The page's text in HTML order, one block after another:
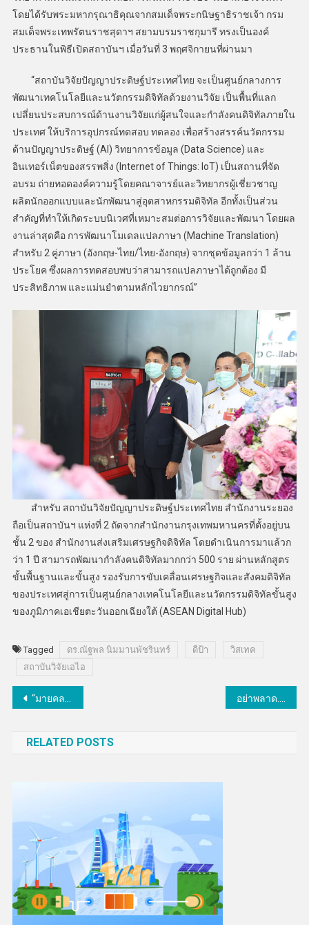
โดยได้รับพระมหากรุณาธิคุณจากสมเด็จพระกนิษฐาธิราชเจ้า กรม
สมเด็จพระเทพรัตนราชสุดาฯ สยามบรมราชกุมารี ทรงเป็นองค์
ประธานในพิธีเปิดสถาบันฯ เมื่อวันที่ 3 พฤศจิกายนที่ผ่านมา
“สถาบันวิจัยปัญญาประดิษฐ์ประเทศไทย จะเป็นศูนย์กลางการ
พัฒนาเทคโนโลยีและนวัตกรรมดิจิทัลด้วยงานวิจัย เป็นพื้นที่แลก
เปลี่ยนประสบการณ์ด้านงานวิจัยแก่ผู้สนใจและกำลังคนดิจิทัลภายใน
ประเทศ ให้บริการอุปกรณ์ทดสอบ ทดลอง เพื่อสร้างสรรค์นวัตกรรม
ด้านปัญญาประดิษฐ์ (AI) วิทยาการข้อมูล (Data Science) และ
อินเทอร์เน็ตของสรรพสิ่ง (Internet of Things: IoT) เป็นสถานที่จัด
อบรม ถ่ายทอดองค์ความรู้โดยคณาจารย์และวิทยากรผู้เชี่ยวชาญ
ผลิตนักออกแบบและนักพัฒนาสู่อุตสาหกรรมดิจิทัล อีกทั้งเป็นส่วน
สำคัญที่ทำให้เกิดระบบนิเวศที่เหมาะสมต่อการวิจัยและพัฒนา โดยผล
งานล่าสุดคือ การพัฒนาโมเดลแปลภาษา (Machine Translation)
สำหรับ 2 คู่ภาษา (อังกฤษ-ไทย/ไทย-อังกฤษ) จากชุดข้อมูลกว่า 1 ล้าน
ประโยค ซึ่งผลการทดสอบพบว่าสามารถแปลภาษาได้ถูกต้อง มี
ประสิทธิภาพ และแม่นยำตามหลักไวยากรณ์”
สำหรับ สถาบันวิจัยปัญญาประดิษฐ์ประเทศไทย สำนักงานระยอง
ถือเป็นสถาบันฯ แห่งที่ 2 ถัดจากสำนักงานกรุงเทพมหานครที่ตั้งอยู่บน
ชั้น 2 ของ สำนักงานส่งเสริมเศรษฐกิจดิจิทัล โดยดำเนินการมาแล้วก
ว่า 1 ปี สามารถพัฒนากำลังคนดิจิทัลมากกว่า 500 ราย ผ่านหลักสูตร
ขั้นพื้นฐานและขั้นสูง รองรับการขับเคลื่อนเศรษฐกิจและสังคมดิจิทัล
ของประเทศสู่การเป็นศูนย์กลางเทคโนโลยีและนวัตกรรมดิจิทัลขั้นสูง
ของภูมิภาคเอเชียตะวันออกเฉียงใต้ (ASEAN Digital Hub)
Tagged ดร.ณัฐพล นิมมานพัชรินทร์ ดีป้า
วิสเทค
สถาบันวิจัยเอไอ
แนะแนว
“มายคลาวด์ ฟูลฟิลเม้นท์” เปิดเกมรุก ชูเซอร์วิส “คลังสินค้าออนไลน์” อย่าพลาด.. ชวนลูกชวนหลานไปเรียนรู้วิทยาศาสตร์ยุคโควิด ในมหกรรมวิทย์ ฯ 2563
RELATED POSTS